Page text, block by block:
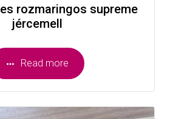
rozmaringos supreme
jércemell
Read more